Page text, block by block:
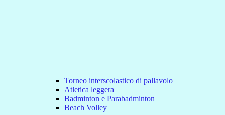
Torneo interscolastico di pallavolo
Atletica leggera
Badminton e Parabadminton
Beach Volley